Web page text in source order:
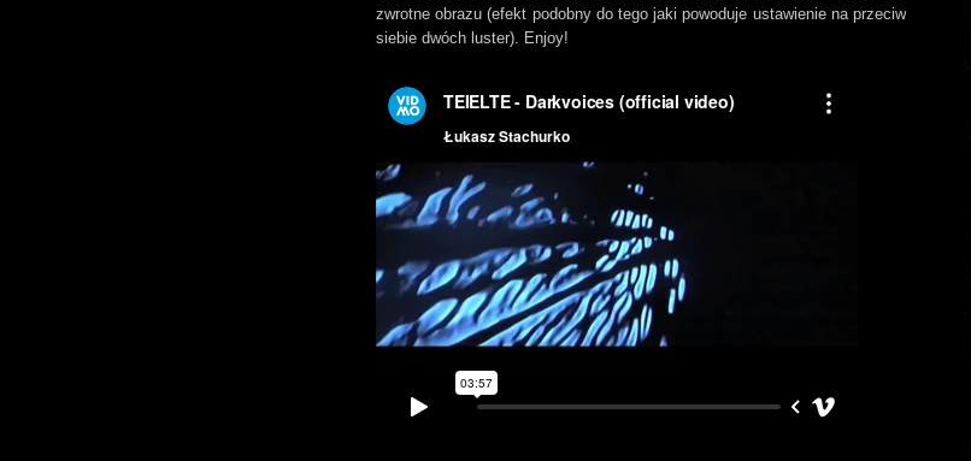
zwrotne obrazu (efekt podobny do tego jaki powoduje ustawienie na przeciw
siebie dwóch luster). Enjoy!